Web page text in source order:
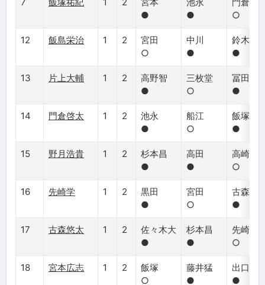
●
●
○
12 飯島栄治 1 2
宮田
○
中川
●
鈴木
●
13 片上大輔 1 2
高野智
●
三枚堂
○
冨田
●
14 門倉啓太 1 2
池永
●
船江
○
飯塚
●
15 野月浩貴 1 2
杉本昌
●
高田
●
高崎
○
16 先崎学 1 2
黒田
●
宮田
○
古森
●
17 古森悠太 1 2
佐々木大
●
杉本昌
●
先崎
○
18 宮本広志 1 2
飯塚
○
藤井猛
●
出口
●